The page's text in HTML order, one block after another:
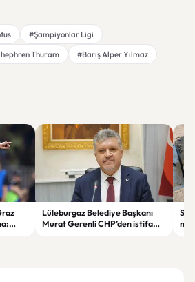
#Şampiyonlar Ligi
Thuram
#Barış Alper Yılmaz
Lüleburgaz Belediye Başkanı
Murat Gerenli CHP’den istifa